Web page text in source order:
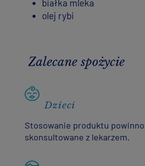
białka mleka
olej rybi
Zalecane spożycie
Dzieci
Stosowanie produktu
skonsultowane z lekarzem.